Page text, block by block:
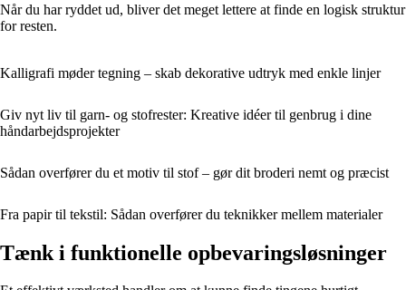
Når du har ryddet ud, bliver det meget lettere at finde en logisk struktur
for resten.
Kalligrafi møder tegning – skab dekorative udtryk med enkle linjer
Giv nyt liv til garn- og stofrester: Kreative idéer til genbrug i dine
håndarbejdsprojekter
Sådan overfører du et motiv til stof – gør dit broderi nemt og præcist
Fra papir til tekstil: Sådan overfører du teknikker mellem materialer
Tænk i funktionelle opbevaringsløsninger